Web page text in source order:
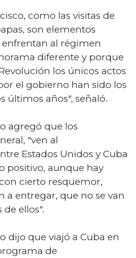
como las visitas de
son elementos
al régimen
diferente y porque
los únicos actos
el gobierno han sido los
últimos años", señaló.
agregó que los
"ven al
Estados Unidos y Cuba
positivo, aunque hay
cierto resquemor,
a entregar, que no se van
ellos".
dijo que viajó a Cuba en
de